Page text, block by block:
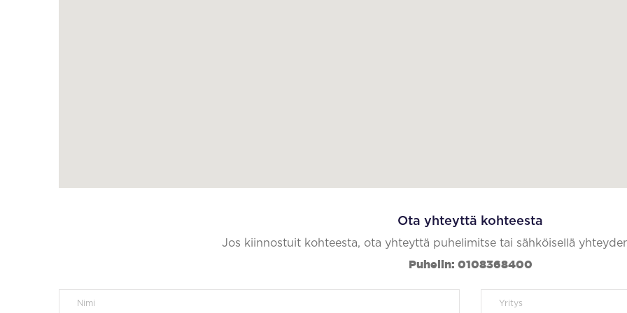
Ota yhteyttä kohteesta
Jos kiinnostuit kohteesta, ota yhteyttä puhelimitse tai sähköisellä
Puhelin: 0108368400